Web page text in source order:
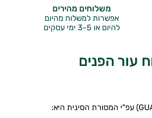
משלוחים מהירים
אפשרות למשלוח מהיום
להיום או 3-5 ימי עסקים
עור הפנים